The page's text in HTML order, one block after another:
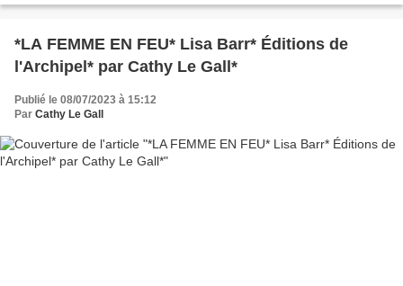
*LA FEMME EN FEU* Lisa Barr* Éditions de
l'Archipel* par Cathy Le Gall*
Publié le 08/07/2023 à 15:12
Par Cathy Le Gall